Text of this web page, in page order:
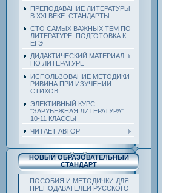
ПРЕПОДАВАНИЕ ЛИТЕРАТУРЫ
В XXI ВЕКЕ. СТАНДАРТЫ
СТО САМЫХ ВАЖНЫХ ТЕМ ПО
ЛИТЕРАТУРЕ. ПОДГОТОВКА К
ЕГЭ
ДИДАКТИЧЕСКИЙ МАТЕРИАЛ
ПО ЛИТЕРАТУРЕ
ИСПОЛЬЗОВАНИЕ МЕТОДИКИ
РИВИНА ПРИ ИЗУЧЕНИИ
СТИХОВ
ЭЛЕКТИВНЫЙ КУРС
"ЗАРУБЕЖНАЯ ЛИТЕРАТУРА".
10-11 КЛАССЫ
ЧИТАЕТ АВТОР
НОВЫЙ ОБРАЗОВАТЕЛЬНЫЙ
СТАНДАРТ
ПОСОБИЯ И МЕТОДИЧКИ ДЛЯ
ПРЕПОДАВАТЕЛЕЙ РУССКОГО